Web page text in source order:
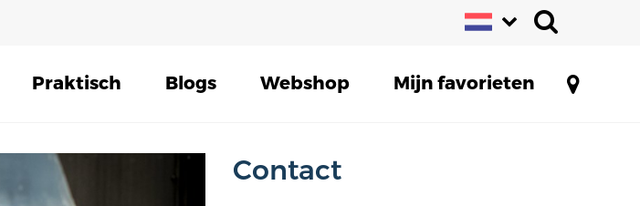
Praktisch Blogs Webshop Mijn favorieten
Contact